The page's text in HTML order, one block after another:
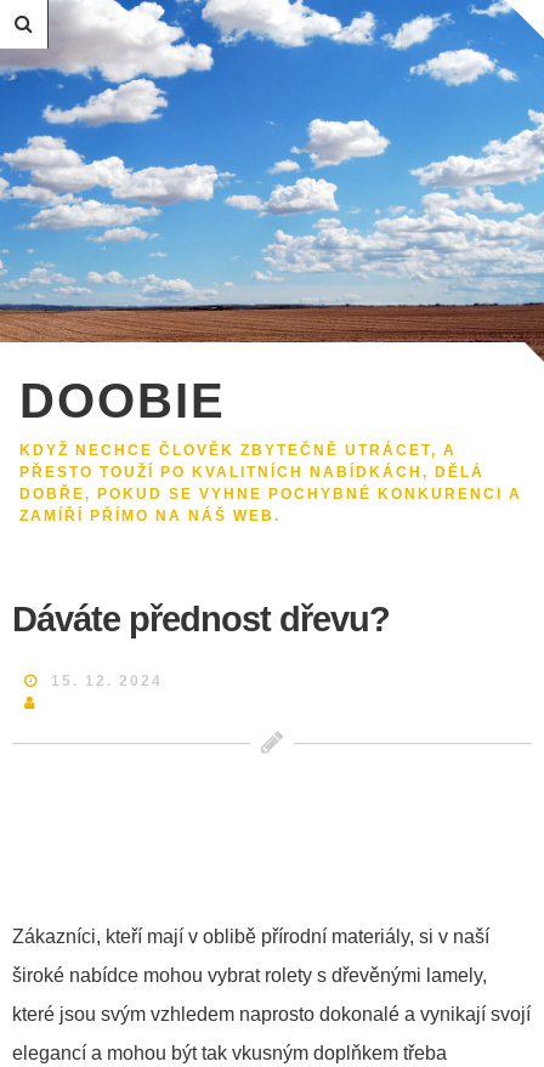
DOOBIE
KDYŽ NECHCE ČLOVĚK ZBYTEČNĚ UTRÁCET, A
PŘESTO TOUŽÍ PO KVALITNÍCH NABÍDKÁCH, DĚLÁ
DOBŘE, POKUD SE VYHNE POCHYBNÉ KONKURENCI A
ZAMÍŘÍ PŘÍMO NA NÁŠ WEB.
Dáváte přednost dřevu?
15. 12. 2024
Zákazníci, kteří mají v oblibě přírodní materiály, si v naší
široké nabídce mohou vybrat rolety s dřevěnými lamely,
které jsou svým vzhledem naprosto dokonalé a vynikají svojí
elegancí a mohou být tak vkusným doplňkem třeba